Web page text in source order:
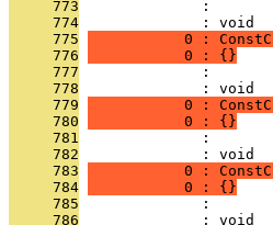
     773
              :
     774
              : void
     775
0 :
     776
           0 : {}
     777
              :
     778
              : void
     779
0 :
     780
           0 : {}
     781
              :
     782
              : void
     783
0 :
     784
           0 : {}
     785
              :
     786
              : void